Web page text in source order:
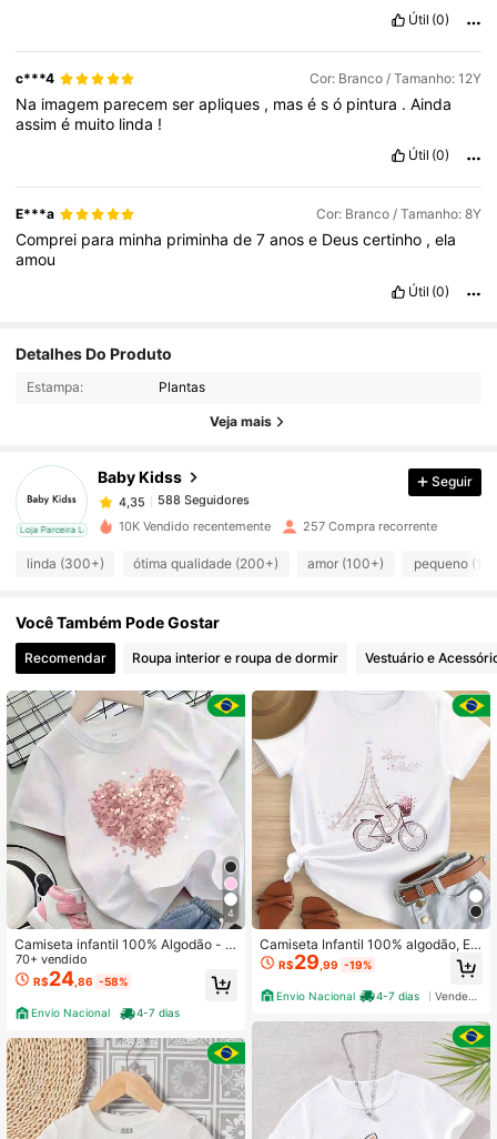
Útil (0)
c***4 Cor: Branco / Tamanho: 12Y
Na imagem parecemserapliques , masésó pintura .Ainda
assimé muito linda !
Útil (0)
E***a Cor: Branco / Tamanho: 8Y
Comprei para minha priminhade7anose Deuscertinho ,ela
amou
Útil (0)
Detalhes Do Produto
Estampa: Plantas
Veja mais
Loja Parceira Local
Baby Kidss
4,35 588 Seguidores
588 Seguidores
4,35
588 Seguidores
p***e
pago1 dia atrás
4,35
4,35 588 Seguidores
4,35 588 Seguidores
588 Seguidores
4,35 588 Seguidores
4,35 588 Seguidores
4,35 588 Seguidores
Seguir
10K Vendido recentemente 257 Compra recorrente
linda (300+) ótima qualidade (200+) amor (100+) pequeno
Você Também Pode Gostar
Recomendar Roupa interior e roupa de dormir Vestuário e
4
Camiseta infantil 100% Algodão - E
stampa coração grande rosa lantejo
ula blusinha fofa para meninas
70+ vendido
R$24,86 -58%
Envio Nacional 4-7 dias
Camiseta Infantil 100% algodão, Est
ampa Bonjour Paris, Torre Eiffel, Bic
icleta Cesta de Flores
R$29 ,99 -19%
Envio Nacional 4-7 dias